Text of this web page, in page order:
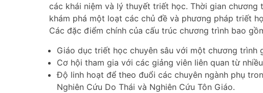
các khái niệm và lý thuyết triết học. Thời gian chương
khám phá một loạt các chủ đề và phương pháp triết
Các đặc điểm chính của cấu trúc chương trình bao
Giáo dục triết học chuyên sâu với một chương trình
Cơ hội tham gia với các giảng viên liên quan từ
Độ linh hoạt để theo đuổi các chuyên ngành phụ
Nghiên Cứu Do Thái và Nghiên Cứu Tôn Giáo.